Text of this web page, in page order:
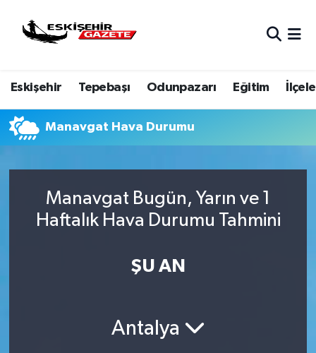
Eskişehir Tepebaşı Odunpazarı Eğitim
Manavgat Hava Durumu
Manavgat Bugün, Yarın ve 1
Haftalık Hava Durumu Tahmini
ŞU AN
Antalya
Hava Durumu
Eskişehir Namaz Vakitleri
Süper Lig Puan Durumu ve Fikstür
Son Dakika Haberleri